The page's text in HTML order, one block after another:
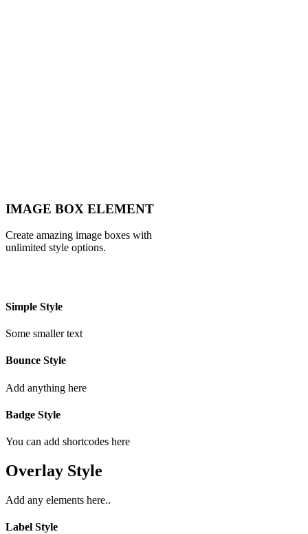
IMAGE BOX ELEMENT
Create amazing image boxes with
unlimited style options.
Simple Style
Some smaller text
Bounce Style
Add anything here
Badge Style
You can add shortcodes here
Overlay Style
Add any elements here..
Label Style